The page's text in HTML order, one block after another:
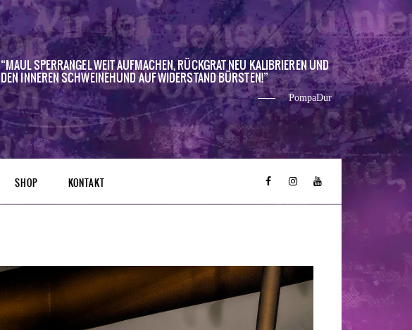
MAUL SPERRANGEL WEIT AUFMACHEN, RÜCKGRAT NEU KALIBRIEREN UND
DEN INNEREN SCHWEINEHUND AUF WIDERSTAND BÜRSTEN!
PompaDur
SHOP KONTAKT